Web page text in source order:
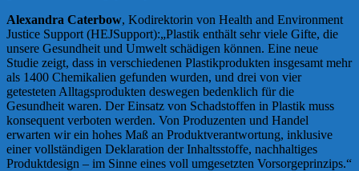
Alexandra Caterbow, Kodirektorin von Health and Environment
Justice Support (HEJSupport):„Plastik enthält sehr viele Gifte, die
unsere Gesundheit und Umwelt schädigen können. Eine neue
Studie zeigt, dass in verschiedenen Plastikprodukten insgesamt mehr
als 1400 Chemikalien gefunden wurden, und drei von vier
getesteten Alltagsprodukten deswegen bedenklich für die
Gesundheit waren. Der Einsatz von Schadstoffen in Plastik muss
konsequent verboten werden. Von Produzenten und Handel
erwarten wir ein hohes Maß an Produktverantwortung, inklusive
einer vollständigen Deklaration der Inhaltsstoffe, nachhaltiges
Produktdesign – im Sinne eines voll umgesetzten Vorsorgeprinzips.“